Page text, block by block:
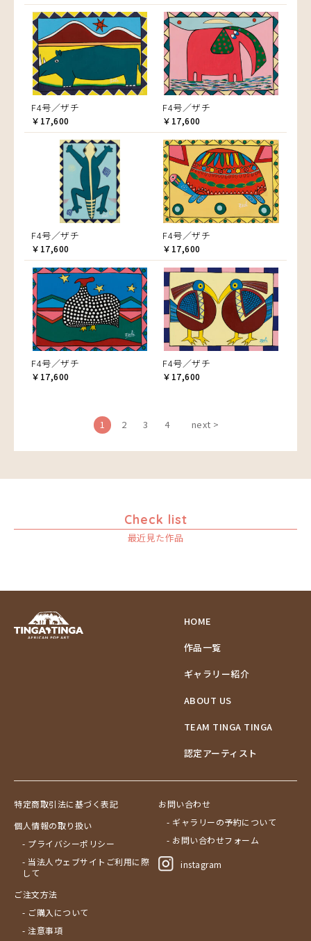
F4号／ザチ
￥17,600
F4号／ザチ
￥17,600
F4号／ザチ
￥17,600
F4号／ザチ
￥17,600
F4号／ザチ
￥17,600
F4号／ザチ
￥17,600
1 2 3 4 next >
Check list
最近見た作品
HOME
作品一覧
ギャラリー紹介
ABOUT US
TEAM TINGA TINGA
認定アーティスト
特定商取引法に基づく表記
個人情報の取り扱い
- プライバシーポリシー
- 当法人ウェブサイトご利用に際
して
ご注文方法
- ご購入について
- 注意事項
お問い合わせ
- ギャラリーの予約について
- お問い合わせフォーム
instagram